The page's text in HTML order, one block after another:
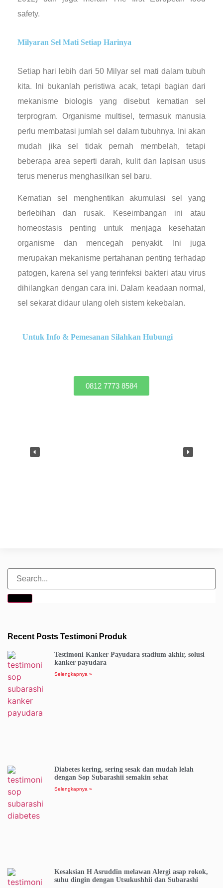
safety.
Milyaran Sel Mati Setiap Harinya
Setiap hari lebih dari 50 Milyar sel mati dalam tubuh
kita. Ini bukanlah peristiwa acak, tetapi bagian dari
mekanisme biologis yang disebut kematian sel
terprogram. Organisme multisel, termasuk manusia
perlu membatasi jumlah sel dalam tubuhnya. Ini akan
mudah jika sel tidak pernah membelah, tetapi
beberapa area seperti darah, kulit dan lapisan usus
terus menerus menghasilkan sel baru.
Kematian sel menghentikan akumulasi sel yang
berlebihan dan rusak. Keseimbangan ini atau
homeostasis penting untuk menjaga kesehatan
organisme dan mencegah penyakit. Ini juga
merupakan mekanisme pertahanan penting terhadap
patogen, karena sel yang terinfeksi bakteri atau virus
dihilangkan dengan cara ini. Dalam keadaan normal,
sel sekarat didaur ulang oleh sistem kekebalan.
Untuk Info & Pemesanan Silahkan Hubungi
0812 7773 8584
Recent Posts Testimoni Produk
Testimoni Kanker Payudara stadium akhir, solusi
kanker payudara
Selengkapnya »
Diabetes kering, sering sesak dan mudah lelah
dengan Sop Subarashii semakin sehat
Selengkapnya »
Kesaksian H Asruddin melawan Alergi asap rokok,
suhu dingin dengan Utsukushhii dan Subarashi